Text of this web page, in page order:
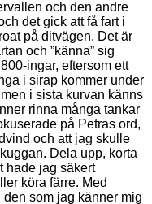
och den andre
det gick att få fart i
på ditvägen. Det är
och ”känna” sig
ingar, eftersom ett
i sirap kommer under
i sista kurvan känns
rinna många tankar
på Petras ord,
och att jag skulle
Dela upp, korta
hade jag säkert
köra färre. Med
som jag känner mig